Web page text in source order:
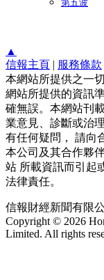
第五波
▲
信報主頁 | 服務條款
本網站所提供之一
網站所提供的資訊
確無誤。本網站刊
業意見、診斷或治
有任何疑問， 請向
本公司及其合作夥
站 所載資訊而引起
法律責任。
信報財經新聞有限
Copyright © 2026
Limited. All rights